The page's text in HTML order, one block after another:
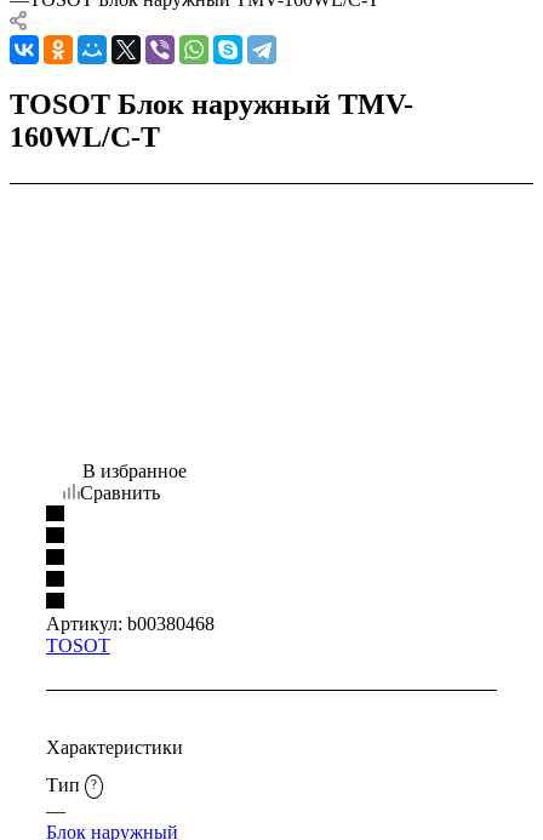
TOSOT Блок наружный TMV-
160WL/C-T
В избранное
Сравнить
Артикул: b00380468
TOSOT
Характеристики
Тип
?
—
Блок наружный